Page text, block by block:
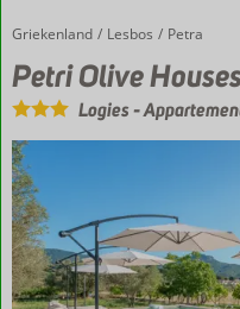
Home
Griekenland Lesbos Petra
Petri Olive Houses
Petri Olive
Logies-